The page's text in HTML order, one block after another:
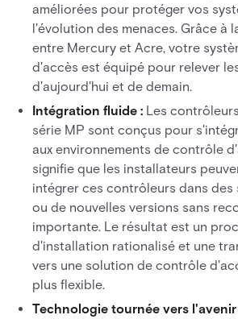
améliorées pour protéger vos
l'évolution des menaces. Grâce à
entre Mercury et Acre, votre
d'accès est équipé pour relever
d'aujourd'hui et de demain.
Intégration fluide : Les
série MP sont conçus pour
aux environnements de contrôle
signifie que les installateurs
intégrer ces contrôleurs dans des
ou de nouvelles versions sans
importante. Le résultat est un
d'installation rationalisé et une
vers une solution de contrôle
plus flexible.
Technologie tournée vers l'avenir